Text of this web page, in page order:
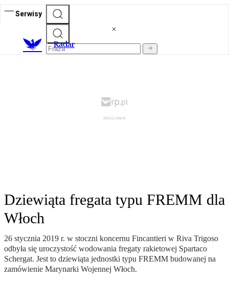
Serwisy
Radar
Dziewiąta fregata typu FREMM dla
Włoch
26 stycznia 2019 r. w stoczni koncernu Fincantieri w Riva Trigoso
odbyła się uroczystość wodowania fregaty rakietowej Spartaco
Schergat. Jest to dziewiąta jednostki typu FREMM budowanej na
zamówienie Marynarki Wojennej Włoch.